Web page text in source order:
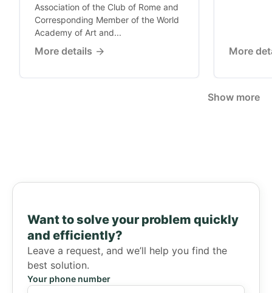
Association of the Club of Rome and
Corresponding Member of the World
Academy of Art and...
More details More
Show more
Want to solve your problem quickly
and efficiently?
Leave a request, and we’ll help you find the
best solution.
Your phone number